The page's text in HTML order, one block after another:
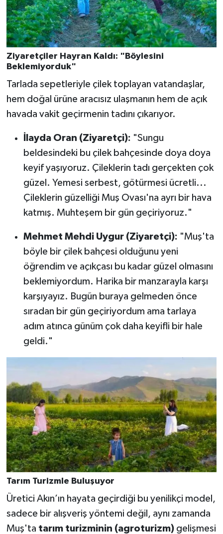
Ziyaretçiler Hayran Kaldı: "Böylesini
Beklemiyorduk"
Tarlada sepetleriyle çilek toplayan vatandaşlar,
hem doğal ürüne aracısız ulaşmanın hem de açık
havada vakit geçirmenin tadını çıkarıyor.
İlayda Oran (Ziyaretçi): "Sungu
beldesindeki bu çilek bahçesinde doya doya
keyif yaşıyoruz. Çileklerin tadı gerçekten çok
güzel. Yemesi serbest, götürmesi ücretli...
Çileklerin güzelliği Muş Ovası'na ayrı bir hava
katmış. Muhteşem bir gün geçiriyoruz."
Mehmet Mehdi Uygur (Ziyaretçi): "Muş'ta
böyle bir çilek bahçesi olduğunu yeni
öğrendim ve açıkçası bu kadar güzel olmasını
beklemiyordum. Harika bir manzarayla karşı
karşıyayız. Bugün buraya gelmeden önce
sıradan bir gün geçiriyordum ama tarlaya
adım atınca günüm çok daha keyifli bir hale
geldi."
Tarım Turizmle Buluşuyor
Üretici Akın’ın hayata geçirdiği bu yenilikçi model,
sadece bir alışveriş yöntemi değil, aynı zamanda
Muş'ta tarım turizminin (agroturizm)gelişmesi